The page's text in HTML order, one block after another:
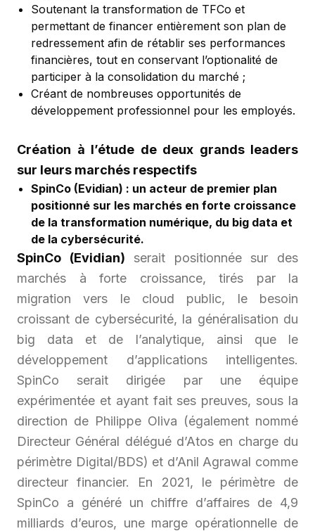
Soutenant la transformation de TFCo et
permettant de financer entièrement son plan de
redressement afin de rétablir ses performances
financières, tout en conservant l’optionalité de
participer à la consolidation du marché ;
Créant de nombreuses opportunités de
développement professionnel pour les employés.
Création à l’étude de deux grands leaders
sur leurs marchés respectifs
SpinCo (Evidian) : un acteur de premier plan
positionné sur les marchés en forte croissance
de la transformation numérique, du big data et
de la cybersécurité.
SpinCo (Evidian) serait positionnée sur des
marchés à forte croissance, tirés par la
migration vers le cloud public, le besoin
croissant de cybersécurité, la généralisation du
big data et de l’analytique, ainsi que le
développement d’applications intelligentes.
SpinCo serait dirigée par une équipe
expérimentée et ayant fait ses preuves, sous la
direction de Philippe Oliva (également nommé
Directeur Général délégué d’Atos en charge du
périmètre Digital/BDS) et d’Anil Agrawal comme
directeur financier. En 2021, le périmètre de
SpinCo a généré un chiffre d’affaires de 4,9
milliards d’euros, une marge opérationnelle de